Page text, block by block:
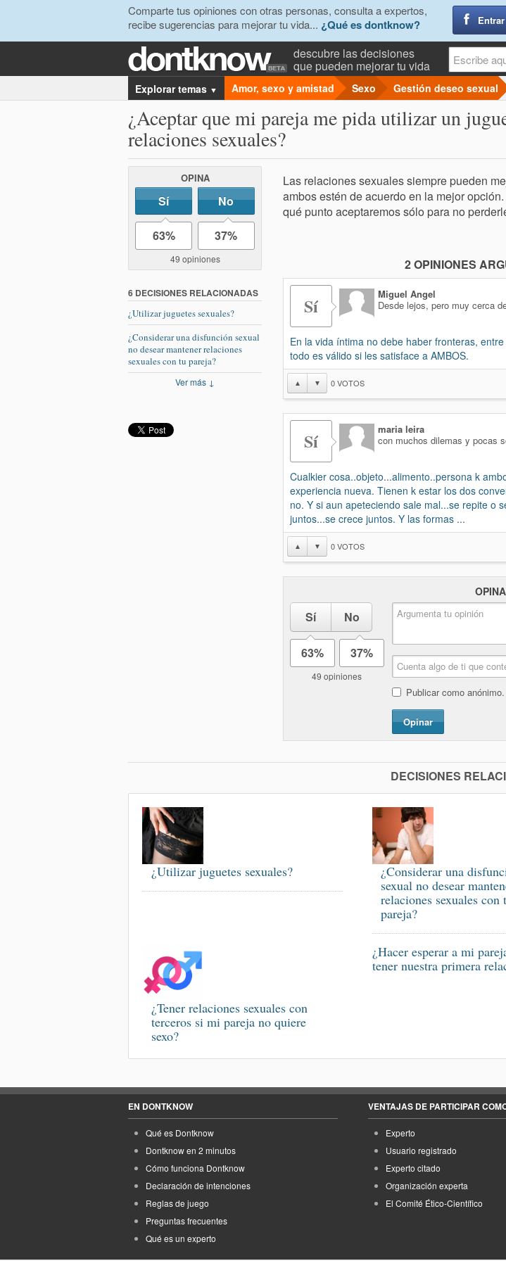
Comparte tus opiniones con otras personas, consulta a expertos,
recibe sugerencias para mejorar tu vida... ¿Qué es dontknow?
descubre las decisiones
que pueden mejorar tu vida
Explorar temas ▼ Amor, sexo y amistad Sexo Gestión deseo sexual
¿Aceptar que mi pareja me pida utilizar un
relaciones sexuales?
OPINA
Sí No
63% 37%
49 opiniones
6 DECISIONES RELACIONADAS
¿Utilizar juguetes sexuales?
¿Considerar una disfunción sexual
no desear mantener relaciones
sexuales con tu pareja?
Ver más ↓
Las relaciones sexuales siempre pueden
ambos estén de acuerdo en la mejor
qué punto aceptaremos sólo para no
2 OPINIONES
Sí
Miguel Angel
Desde lejos, pero muy cerca
En la vida íntima no debe haber fronteras,
todo es válido si les satisface a AMBOS.
▲ ▼ 0VOTOS
Sí
maria leira
con muchos dilemas y pocas
Cualkier cosa..objeto...alimento..persona k
experiencia nueva. Tienen k estar los dos
no. Y si aun apeteciendo sale mal...se repite o
juntos...se crece juntos. Y las formas ...
▲ ▼ 0VOTOS
OPINA
Sí No
63% 37%
49 opiniones
Publicar como anónimo.
Opinar
DECISIONES
¿Utilizar juguetes sexuales?
¿Considerar una
sexual no desear
relaciones sexuales con
pareja?
¿Tener relaciones sexuales con
terceros si mi pareja no quiere
sexo?
¿Hacer esperar a mi
tener nuestra primera
EN DONTKNOW
Qué es Dontknow
Dontknow en 2 minutos
Cómo funciona Dontknow
Declaración de intenciones
Reglas de juego
Preguntas frecuentes
Qué es un experto
VENTAJAS DE PARTICIPAR
Experto
Usuario registrado
Experto citado
Organización experta
El Comité Ético-Científico